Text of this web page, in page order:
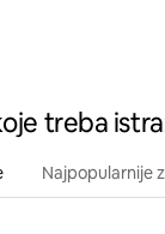
treba
Najpopularnije